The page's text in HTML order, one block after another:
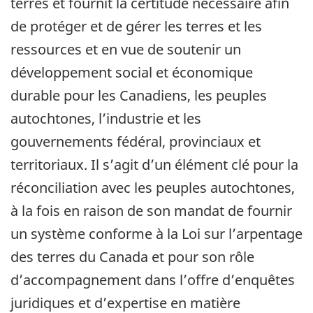
de protéger et de gérer les terres et les
ressources et en vue de soutenir un
développement social et économique
durable pour les Canadiens, les peuples
autochtones, l’industrie et les
gouvernements fédéral, provinciaux et
territoriaux. Il s’agit d’un élément clé pour la
réconciliation avec les peuples autochtones,
à la fois en raison de son mandat de fournir
un système conforme à la Loi sur l’arpentage
des terres du Canada et pour son rôle
d’accompagnement dans l’offre d’enquêtes
juridiques et d’expertise en matière